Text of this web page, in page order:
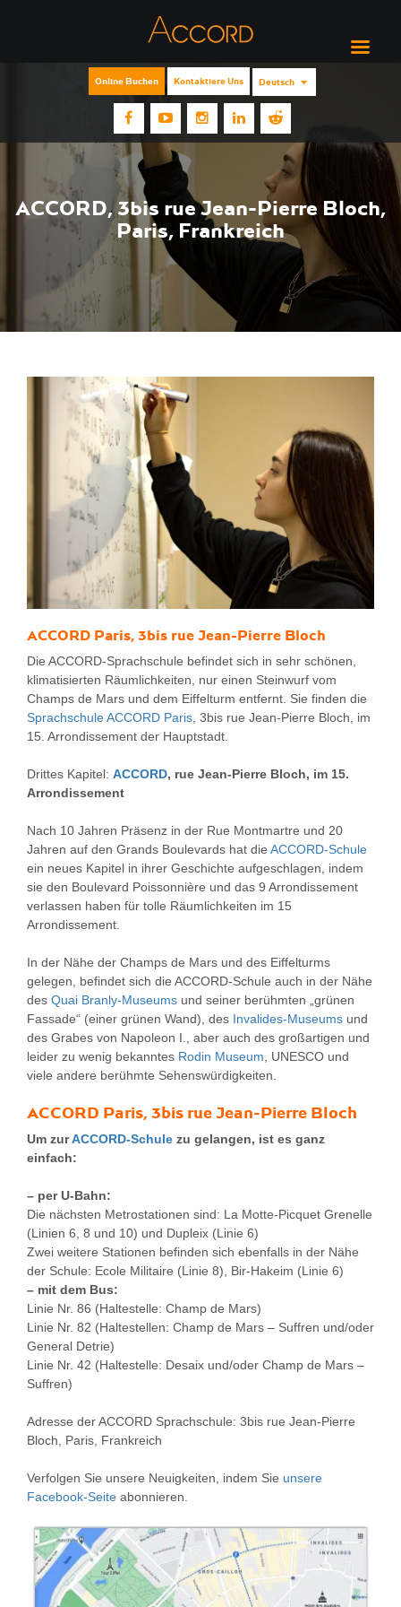
Online Buchen Kontaktiere Uns Deutsch
ACCORD, 3bis rue Jean-Pierre Bloch,
Paris, Frankreich
ACCORD Paris, 3bis rue Jean-Pierre Bloch
Die ACCORD-Sprachschule befindet sich in sehr schönen,
klimatisierten Räumlichkeiten, nur einen Steinwurf vom
Champs de Mars und dem Eiffelturm entfernt. Sie finden die
Sprachschule ACCORD Paris , 3bis rue Jean-Pierre Bloch, im
15. Arrondissement der Hauptstadt.
Drittes Kapitel: ACCORD, rue Jean-Pierre Bloch, im 15.
Arrondissement
Nach 10 Jahren Präsenz in der Rue Montmartre und 20
Jahren auf den Grands Boulevards hat die ACCORD-Schule
ein neues Kapitel in ihrer Geschichte aufgeschlagen, indem
sie den Boulevard Poissonnière und das 9 Arrondissement
verlassen haben für tolle Räumlichkeiten im 15
Arrondissement.
In der Nähe der Champs de Mars und des Eiffelturms
gelegen, befindet sich die ACCORD-Schule auch in der Nähe
des Quai Branly-Museums und seiner berühmten „grünen
Fassade“ (einer grünen Wand), des Invalides-Museums und
des Grabes von Napoleon I., aber auch des großartigen und
leider zu wenig bekanntes Rodin Museum , UNESCO und
viele andere berühmte Sehenswürdigkeiten.
ACCORD Paris, 3bis rue Jean-Pierre Bloch
Um zurACCORD-Schule zu gelangen, ist es ganz
einfach:
– per U-Bahn:
Die nächsten Metrostationen sind: La Motte-Picquet Grenelle
(Linien 6, 8 und 10) und Dupleix (Linie 6)
Zwei weitere Stationen befinden sich ebenfalls in der Nähe
der Schule: Ecole Militaire (Linie 8), Bir-Hakeim (Linie 6)
– mit dem Bus:
Linie Nr. 86 (Haltestelle: Champ de Mars)
Linie Nr. 82 (Haltestellen: Champ de Mars – Suffren und/oder
General Detrie)
Linie Nr. 42 (Haltestelle: Desaix und/oder Champ de Mars –
Suffren)
Adresse der ACCORD Sprachschule: 3bis rue Jean-Pierre
Bloch, Paris, Frankreich
Verfolgen Sie unsere Neuigkeiten, indem Sie unsere
Facebook-Seite abonnieren.